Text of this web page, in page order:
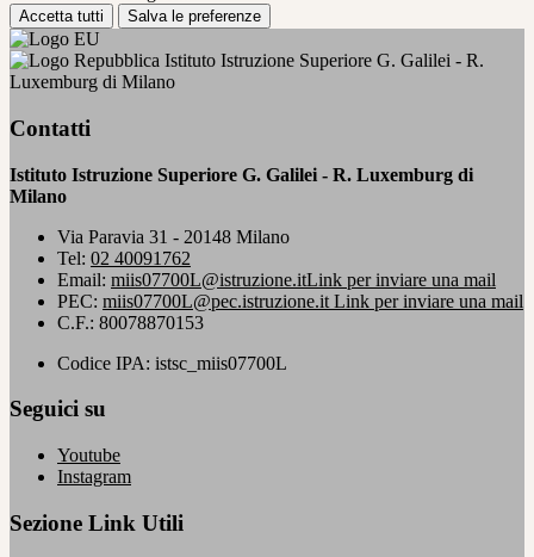
Accetta tutti Salva le preferenze
Istituto Istruzione Superiore G. Galilei - R.
Luxemburg di Milano
Contatti
Istituto Istruzione Superiore G. Galilei - R. Luxemburg di
Milano
Via Paravia 31 - 20148 Milano
Tel: 02 40091762
Email: miis07700L@istruzione.itLink per inviare una mail
PEC: miis07700L@pec.istruzione.it Link per inviare una mail
C.F.: 80078870153
Codice IPA: istsc_miis07700L
Seguici su
Youtube
Instagram
Sezione Link Utili